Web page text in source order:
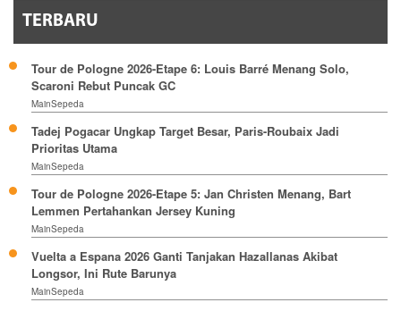
TERBARU
Tour de Pologne 2026-Etape 6: Louis Barré Menang Solo,
Scaroni Rebut Puncak GC
MainSepeda
Tadej Pogacar Ungkap Target Besar, Paris-Roubaix Jadi
Prioritas Utama
MainSepeda
Tour de Pologne 2026-Etape 5: Jan Christen Menang, Bart
Lemmen Pertahankan Jersey Kuning
MainSepeda
Vuelta a Espana 2026 Ganti Tanjakan Hazallanas Akibat
Longsor, Ini Rute Barunya
MainSepeda